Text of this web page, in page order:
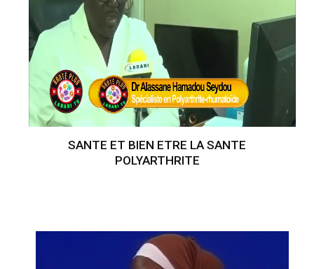
SANTE ET BIEN ETRE LA SANTE
POLYARTHRITE